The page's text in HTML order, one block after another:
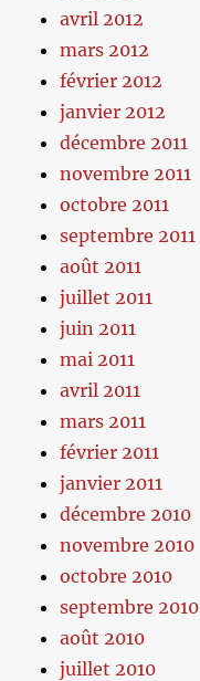
avril 2012
mars 2012
février 2012
janvier 2012
décembre 2011
novembre 2011
octobre 2011
septembre 2011
août 2011
juillet 2011
juin 2011
mai 2011
avril 2011
mars 2011
février 2011
janvier 2011
décembre 2010
novembre 2010
octobre 2010
septembre 2010
août 2010
juillet 2010